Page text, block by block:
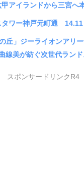
アイランドから三宮へ
タワー神戸元町通 14.11
丘」ジーライオンアリ
線美が紡ぐ次世代ラン
スポンサードリンクR4